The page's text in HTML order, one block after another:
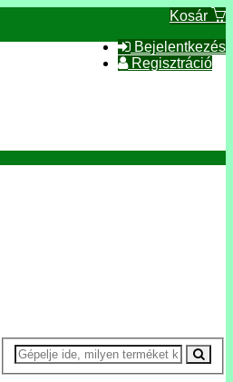
Kosár
Bejelentkezés
Regisztráció